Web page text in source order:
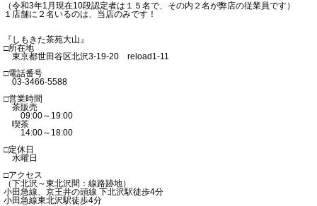
（令和3年1月現在10段認定者は１５名で、その内２名が弊店の従業員です）
１店舗に２名いるのは、当店のみです！
『しもきた茶苑大山』
□所在地
東京都世田谷区北沢3-19-20 reload1-11
□電話番号
03-3466-5588
□営業時間
茶販売
09:00～19:00
喫茶
14:00～18:00
□定休日
水曜日
□アクセス
（下北沢～東北沢間：線路跡地）
小田急線、京王井の頭線 下北沢駅徒歩4分
小田急線東北沢駅徒歩4分